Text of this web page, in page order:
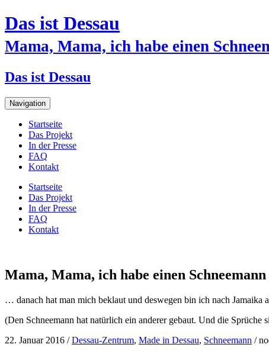
Das ist Dessau
Mama, Mama, ich habe einen
Das ist Dessau
Navigation
Startseite
Das Projekt
In der Presse
FAQ
Kontakt
Startseite
Das Projekt
In der Presse
FAQ
Kontakt
Mama, Mama, ich habe einen
… danach hat man mich beklaut und deswegen bin ich nach Jamaika
(Den Schneemann hat natürlich ein anderer gebaut. Und die Sprüche
22. Januar 2016 /Dessau-Zentrum, Made in Dessau, Schneemann /